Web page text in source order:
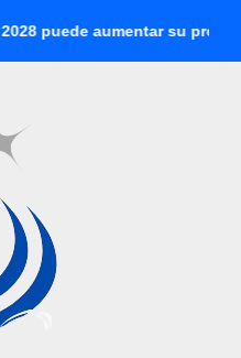
su producción en